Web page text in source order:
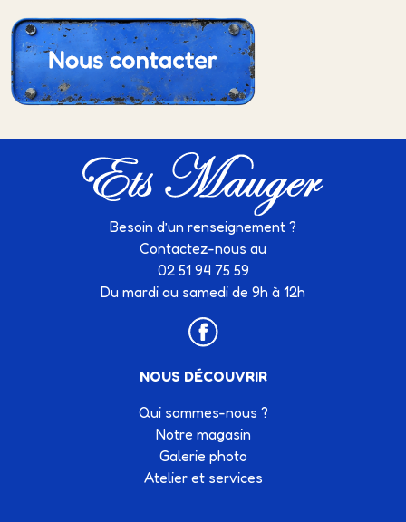
Besoin d’un renseignement ?
Contactez-nous au
02 51 94 75 59
Du mardi au samedi de 9h à 12h
NOUS DÉCOUVRIR
Qui sommes-nous ?
Notre magasin
Galerie photo
Atelier et services